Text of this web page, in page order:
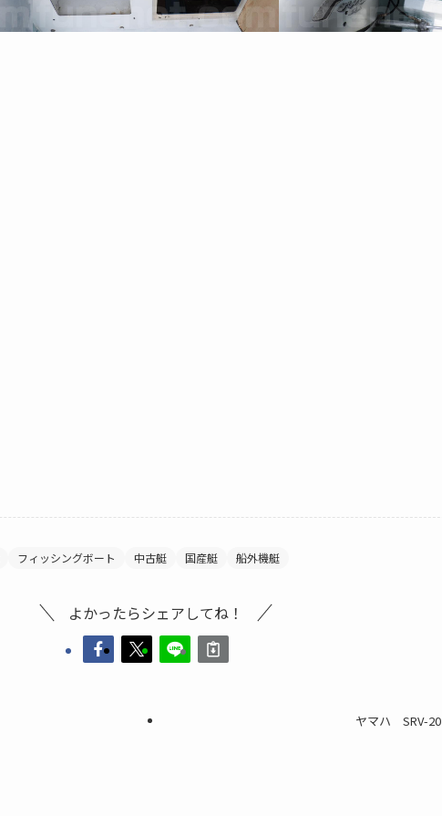
フィッシングボート 中古艇 国産艇 船外機艇
よかったらシェアしてね！
ヤマハ SRV-20